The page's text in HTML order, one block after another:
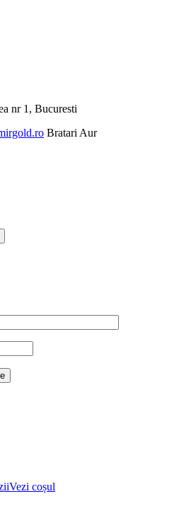
nr 1, Bucuresti
Bratari Aur
Vezi coșul